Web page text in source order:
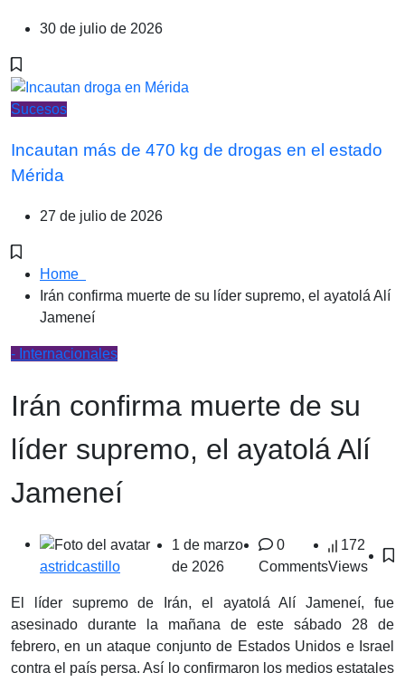
30 de julio de 2026
Sucesos
Incautan más de 470 kg de drogas en el estado
Mérida
27 de julio de 2026
Home
Irán confirma muerte de su líder supremo, el ayatolá Alí
Jameneí
- Internacionales
Irán confirma muerte de su
líder supremo, el ayatolá Alí
Jameneí
astridcastillo
1 de marzo
de 2026
0
Comments
172
Views
El líder supremo de Irán, el ayatolá Alí Jameneí, fue
asesinado durante la mañana de este sábado 28 de
febrero, en un ataque conjunto de Estados Unidos e Israel
contra el país persa. Así lo confirmaron los medios estatales